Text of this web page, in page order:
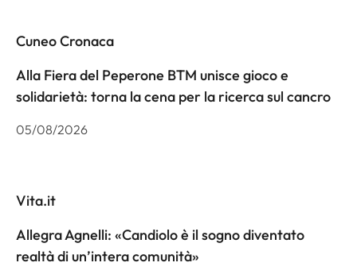
Cuneo Cronaca
Alla Fiera del Peperone BTM unisce gioco e
solidarietà: torna la cena per la ricerca sul cancro
05/08/2026
Vita.it
Allegra Agnelli: «Candiolo è il sogno diventato
realtà di un’intera comunità»